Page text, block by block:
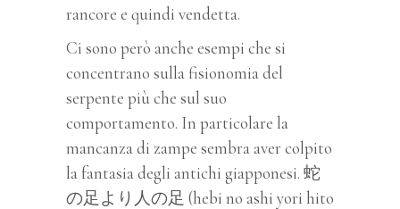
rancore e quindi vendetta.
Ci sono però anche esempi che si
concentrano sulla fisionomia del
serpente più che sul suo
comportamento. In particolare la
mancanza di zampe sembra aver colpito
la fantasia degli antichi giapponesi. 蛇
の足より人の足 (hebi no ashi yori hito